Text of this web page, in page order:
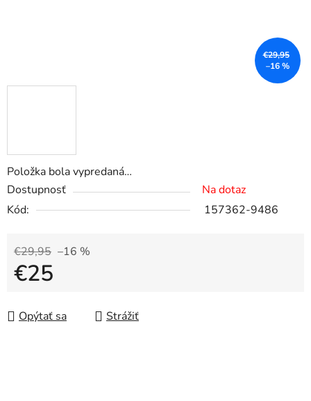
Položka bola vypredaná…
Dostupnosť
Na dotaz
Kód:
157362-9486
€29,95 –16 %
€25
Opýtať sa
Strážiť
€29,95
–16 %